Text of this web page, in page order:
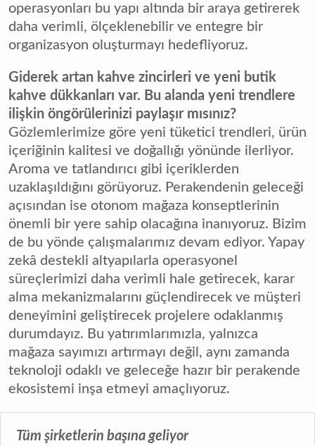
operasyonları bu yapı altında bir araya getirerek
daha verimli, ölçeklenebilir ve entegre bir
organizasyon oluşturmayı hedefliyoruz.
Giderek artan kahve zincirleri ve yeni butik
kahve dükkanları var. Bu alanda yeni trendlere
ilişkin öngörülerinizi paylaşır mısınız?
Gözlemlerimize göre yeni tüketici trendleri, ürün
içeriğinin kalitesi ve doğallığı yönünde ilerliyor.
Aroma ve tatlandırıcı gibi içeriklerden
uzaklaşıldığını görüyoruz. Perakendenin geleceği
açısından ise otonom mağaza konseptlerinin
önemli bir yere sahip olacağına inanıyoruz. Bizim
de bu yönde çalışmalarımız devam ediyor. Yapay
zekâ destekli altyapılarla operasyonel
süreçlerimizi daha verimli hale getirecek, karar
alma mekanizmalarını güçlendirecek ve müşteri
deneyimini geliştirecek projelere odaklanmış
durumdayız. Bu yatırımlarımızla, yalnızca
mağaza sayımızı artırmayı değil, aynı zamanda
teknoloji odaklı ve geleceğe hazır bir perakende
ekosistemi inşa etmeyi amaçlıyoruz.
Tüm şirketlerin başına geliyor